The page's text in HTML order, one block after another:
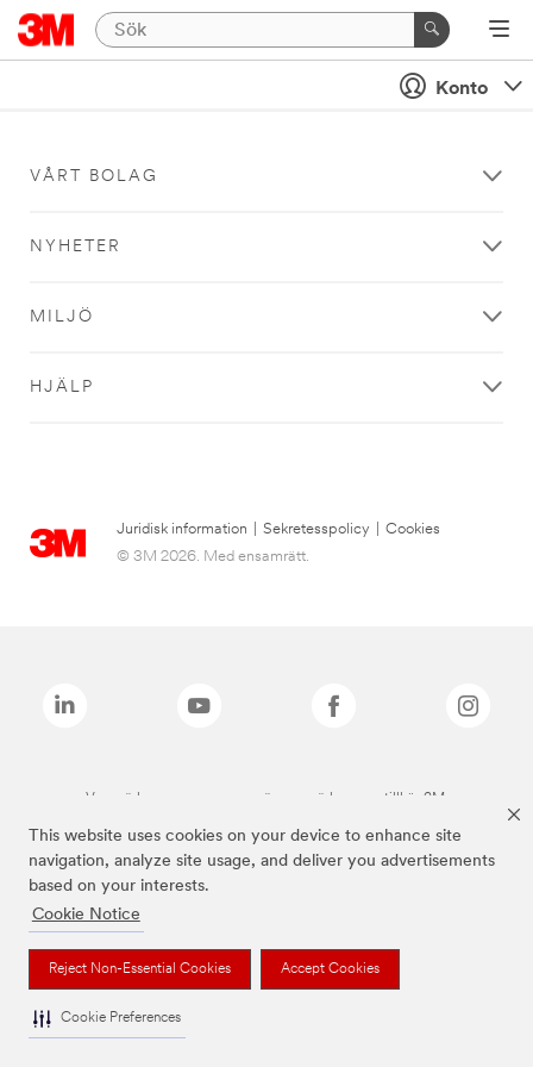
This website uses cookies on your device to enhance site
navigation, analyze site usage, and deliver you advertisements
based on your interests.
Cookie Notice
Reject Non-Essential Cookies Accept Cookies
Cookie Preferences
Konto
VÅRT BOLAG
NYHETER
MILJÖ
HJÄLP
Juridisk information Sekretesspolicy
Cookies
© 3M 2026. Med ensamrätt.
Varumärken som anges ovan är varumärken som tillhör 3M.